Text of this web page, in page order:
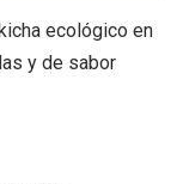
ecológico en
y de sabor